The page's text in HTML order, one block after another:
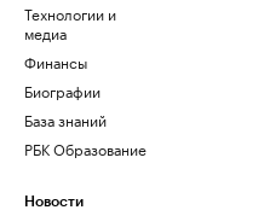
Технологии и
медиа
Финансы
Биографии
База знаний
РБК Образование
Новости